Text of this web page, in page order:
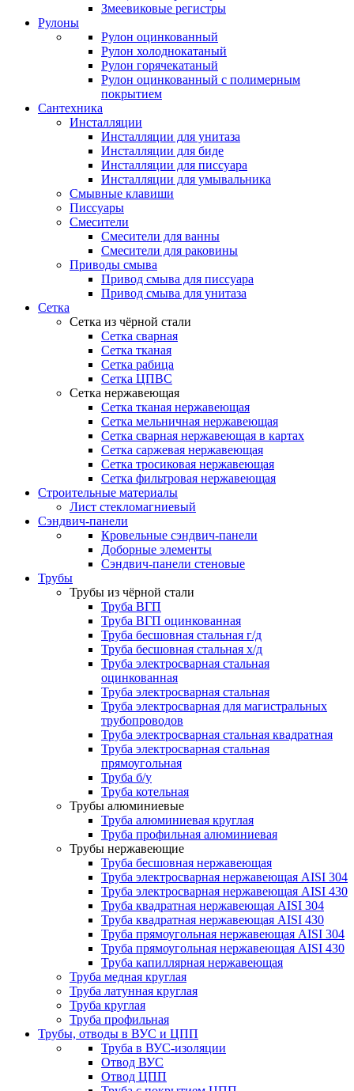
Змеевиковые регистры
Рулоны
Рулон оцинкованный
Рулон холоднокатаный
Рулон горячекатаный
Рулон оцинкованный с полимерным
покрытием
Сантехника
Инсталляции
Инсталляции для унитаза
Инсталляции для биде
Инсталляции для писсуара
Инсталляции для умывальника
Смывные клавиши
Писсуары
Смесители
Смесители для ванны
Смесители для раковины
Приводы смыва
Привод смыва для писсуара
Привод смыва для унитаза
Сетка
Сетка из чёрной стали
Сетка сварная
Сетка тканая
Сетка рабица
Сетка ЦПВС
Сетка нержавеющая
Сетка тканая нержавеющая
Сетка мельничная нержавеющая
Сетка сварная нержавеющая в картах
Сетка саржевая нержавеющая
Сетка тросиковая нержавеющая
Сетка фильтровая нержавеющая
Строительные материалы
Лист стекломагниевый
Сэндвич-панели
Кровельные сэндвич-панели
Доборные элементы
Сэндвич-панели стеновые
Трубы
Трубы из чёрной стали
Труба ВГП
Труба ВГП оцинкованная
Труба бесшовная стальная г/д
Труба бесшовная стальная х/д
Труба электросварная стальная
оцинкованная
Труба электросварная стальная
Труба электросварная для магистральных
трубопроводов
Труба электросварная стальная квадратная
Труба электросварная стальная
прямоугольная
Труба б/у
Труба котельная
Трубы алюминиевые
Труба алюминиевая круглая
Труба профильная алюминиевая
Трубы нержавеющие
Труба бесшовная нержавеющая
Труба электросварная нержавеющая AISI 304
Труба электросварная нержавеющая AISI 430
Труба квадратная нержавеющая AISI 304
Труба квадратная нержавеющая AISI 430
Труба прямоугольная нержавеющая AISI 304
Труба прямоугольная нержавеющая AISI 430
Труба капиллярная нержавеющая
Труба медная круглая
Труба латунная круглая
Труба круглая
Труба профильная
Трубы, отводы в ВУС и ЦПП
Труба в ВУС-изоляции
Отвод ВУС
Отвод ЦПП